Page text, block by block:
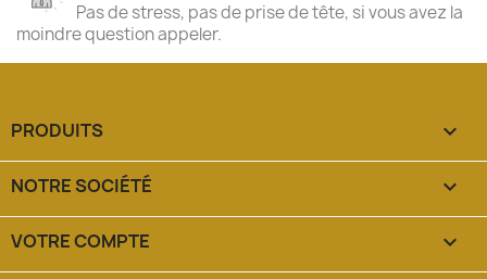
Pas de stress, pas de prise de tête, si vous avez la
moindre question appeler.
PRODUITS 
NOTRE SOCIÉTÉ 
VOTRE COMPTE 